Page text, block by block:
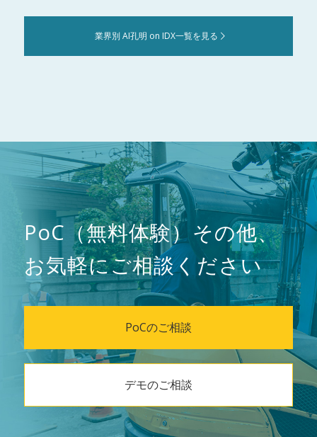
業界別 AI孔明 on IDX一覧を見る
PoC（無料体験）その他、
お気軽にご相談ください
PoCのご相談
デモのご相談